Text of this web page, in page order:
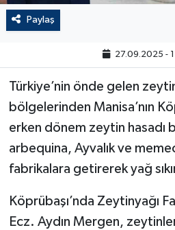
Paylaş
27.09.2025 -
Türkiye’nin önde gelen
bölgelerinden Manisa’nın
erken dönem zeytin hasadı
arbequina, Ayvalık ve
fabrikalara getirerek yağ
Köprübaşı’nda Zeytinyağı
Ecz. Aydın Mergen,